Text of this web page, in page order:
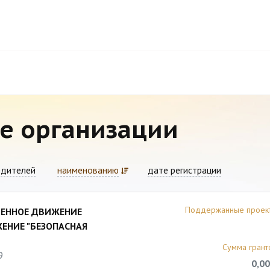
организации
наименованию дате регистрации
ДВИЖЕНИЕ
"БЕЗОПАСНАЯ
Поддержанные
Сумма